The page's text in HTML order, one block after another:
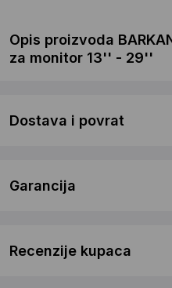
Opis proizvoda
za monitor 13'' - 29''
Dostava i povrat
Garancija
Recenzije kupaca